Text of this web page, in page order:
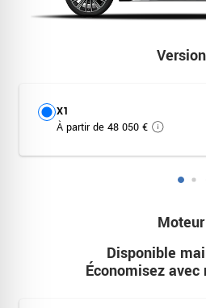
Version
X1
À partir de 48 050 €
Moteur
Disponible
Économisez